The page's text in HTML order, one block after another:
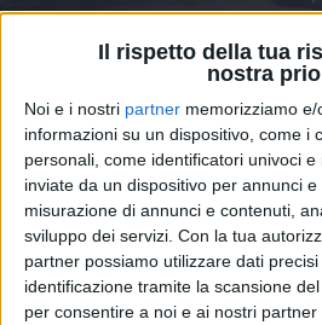
Il rispetto della tua
nostra
Noi e i nostri partner memorizziamo
informazioni su un dispositivo, come i
personali, come identificatori univoci
inviate da un dispositivo per annunci e
misurazione di annunci e contenuti,
sviluppo dei servizi. Con la tua
partner possiamo utilizzare dati
identificazione tramite la scansione
per consentire a noi e ai nostri
Il Nord Ovest
della logistica
italiana
13 FEBBRAIO 2026